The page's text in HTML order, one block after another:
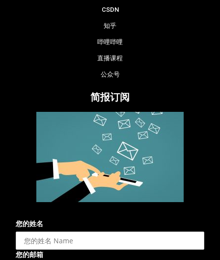
CSDN
知乎
哔哩哔哩
直播课程
公众号
简报订阅
您的姓名
您的邮箱